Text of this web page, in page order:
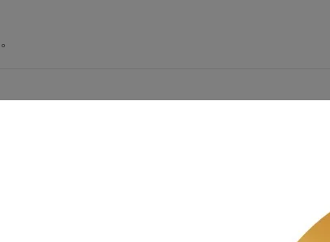
配方製造，並且經測試認證了塗料的抗紫外線及其他元素的耐